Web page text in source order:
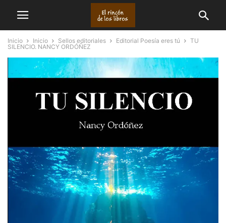
Inicio Inicio Sellos editoriales Editorial Poesía eres tú
TU
SILENCIO. NANCY ORDÓÑEZ